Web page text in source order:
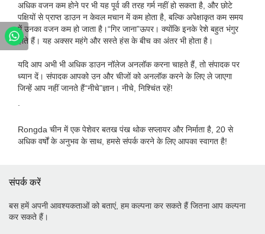
अधिक वजन कम होने पर भी यह पूर्व की तरह गर्म नहीं हो सकता है, और छोटे
पक्षियों से प्राप्त डाउन न केवल मचान में कम होता है, बल्कि अपेक्षाकृत कम समय
में उनका वजन कम हो जाता है।“गिर जाना”ऊपर। क्योंकि इनके रेशे बहुत भंगुर
होते हैं। यह अक्सर महंगे और सस्ते हंस के बीच का अंतर भी होता है।
यदि आप अभी भी अधिक डाउन नॉलेज अनलॉक करना चाहते हैं, तो संपादक पर
ध्यान दें। संपादक आपको उन और चीजों को अनलॉक करने के लिए ले जाएगा
जिन्हें आप नहीं जानते हैं“नीचे”ज्ञान। नीचे, निश्चिंत रहें!
Rongda चीन में एक पेशेवर बतख पंख थोक सप्लायर और निर्माता है, 20 से
अधिक वर्षों के अनुभव के साथ, हमसे संपर्क करने के लिए आपका स्वागत है!
संपर्क करें
बस हमें अपनी आवश्यकताओं को बताएं, हम कल्पना कर सकते हैं जितना आप कल्पना
कर सकते हैं।